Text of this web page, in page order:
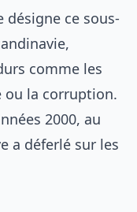
désigne ce sous-
comme les
ou la corruption.
2000, au
a déferlé sur les